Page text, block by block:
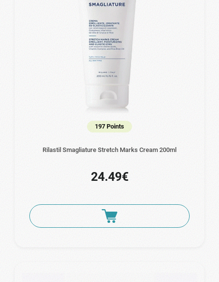
197 Points
Rilastil Smagliature Stretch Marks Cream 200ml
24.49€